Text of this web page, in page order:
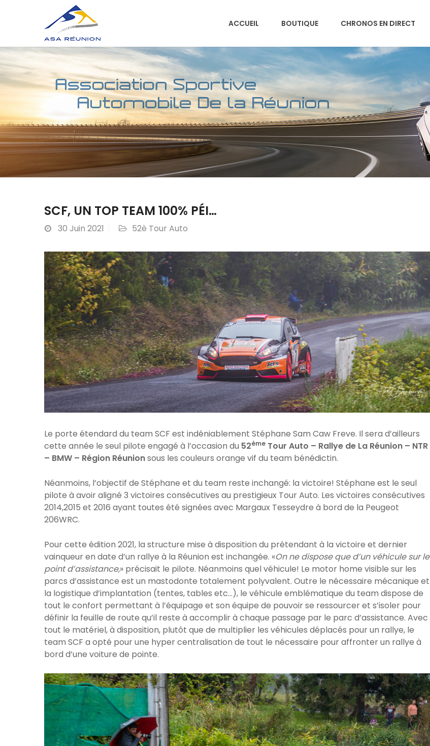
ACCUEIL BOUTIQUE CHRONOS EN DIRECT
SCF, UN TOP TEAM 100% PÉI…
30 Juin 2021 52è Tour Auto
Le porte étendard du team SCF est indéniablement Stéphane Sam Caw Freve. Il sera d’ailleurs
cette année le seul pilote engagé à l’occasion du 52ème Tour Auto – Rallye de La Réunion – NTR
– BMW – Région Réunionsous les couleurs orange vif du team bénédictin.
Néanmoins, l’objectif de Stéphane et du team reste inchangé: la victoire! Stéphane est le seul
pilote à avoir aligné 3 victoires consécutives au prestigieux Tour Auto. Les victoires consécutives
2014,2015 et 2016 ayant toutes été signées avec Margaux Tesseydre à bord de la Peugeot
206WRC.
Pour cette édition 2021, la structure mise à disposition du prétendant à la victoire et dernier
vainqueur en date d’un rallye à la Réunion est inchangée. «On ne dispose que d’un véhicule sur le
point d’assistance,» précisait le pilote. Néanmoins quel véhicule! Le motor home visible sur les
parcs d’assistance est un mastodonte totalement polyvalent. Outre le nécessaire mécanique et
la logistique d’implantation (tentes, tables etc…), le véhicule emblématique du team dispose de
tout le confort permettant à l’équipage et son équipe de pouvoir se ressourcer et s’isoler pour
définir la feuille de route qu’il reste à accomplir à chaque passage par le parc d’assistance. Avec
tout le matériel, à disposition, plutôt que de multiplier les véhicules déplacés pour un rallye, le
team SCF a opté pour une hyper centralisation de tout le nécessaire pour affronter un rallye à
bord d’une voiture de pointe.